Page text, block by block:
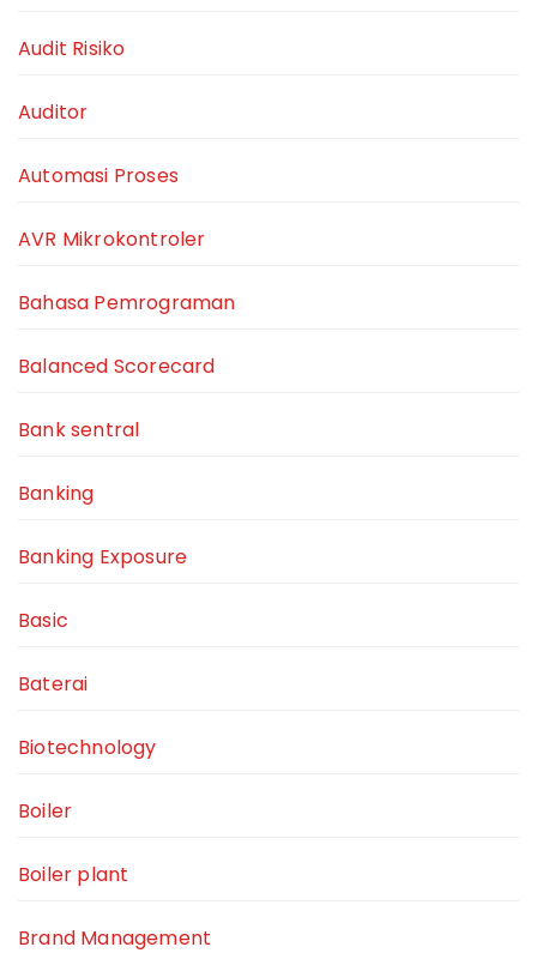
Audit Risiko
Auditor
Automasi Proses
AVR Mikrokontroler
Bahasa Pemrograman
Balanced Scorecard
Bank sentral
Banking
Banking Exposure
Basic
Baterai
Biotechnology
Boiler
Boiler plant
Brand Management